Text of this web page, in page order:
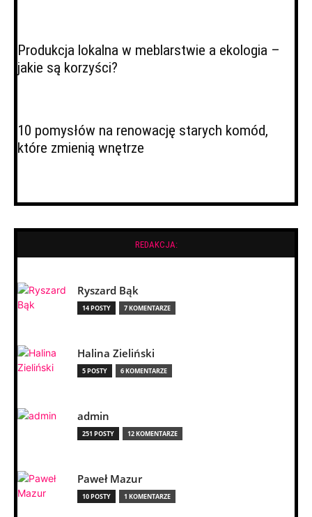
Produkcja lokalna w meblarstwie a ekologia –
jakie są korzyści?
10 pomysłów na renowację starych komód,
które zmienią wnętrze
REDAKCJA:
Ryszard Bąk
14 POSTY 7 KOMENTARZE
Halina Zieliński
5 POSTY 6 KOMENTARZE
admin
251 POSTY 12 KOMENTARZE
Paweł Mazur
10 POSTY 1 KOMENTARZE